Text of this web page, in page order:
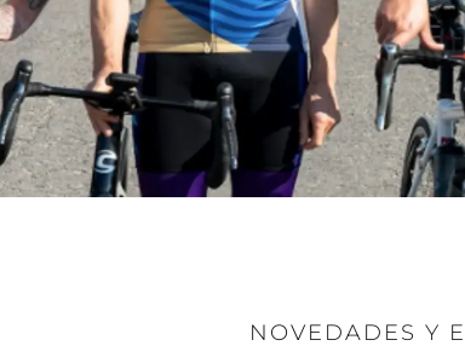
NOVEDADES Y
Brochure